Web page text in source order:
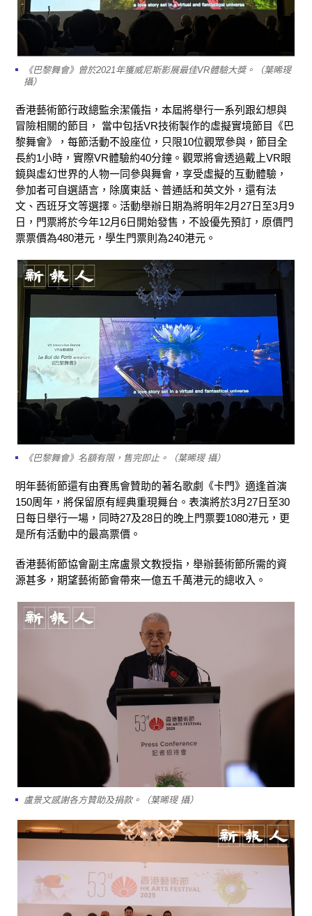
《巴黎舞會》曾於2021年獲威尼斯影展最佳VR體驗大獎。（葉晞琝
攝）
香港藝術節行政總監余潔儀指，本屆將舉行一系列跟幻想與
冒險相關的節目， 當中包括VR技術製作的虛擬實境節目《巴
黎舞會》，每節活動不設座位，只限10位觀眾參與，節目全
長約1小時，實際VR體驗約40分鐘。觀眾將會透過戴上VR眼
鏡與虛幻世界的人物一同參與舞會，享受虛擬的互動體驗，
參加者可自選語言，除廣東話、普通話和英文外，還有法
文、西班牙文等選擇。活動舉辦日期為將明年2月27日至3月9
日，門票將於今年12月6日開始發售，不設優先預訂，原價門
票票價為480港元，學生門票則為240港元。
《巴黎舞會》名額有限，售完即止。（葉晞琝 攝）
明年藝術節還有由賽馬會贊助的著名歌劇《卡門》適逢首演
150周年，將保留原有經典重現舞台。表演將於3月27日至30
日每日舉行一場，同時27及28日的晚上門票要1080港元，更
是所有活動中的最高票價。
香港藝術節協會副主席盧景文教授指，舉辦藝術節所需的資
源甚多，期望藝術節會帶來一億五千萬港元的總收入。
盧景文感謝各方贊助及捐款。（葉晞琝 攝）